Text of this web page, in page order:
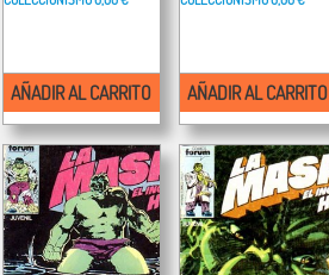
AÑADIR AL CARRITO AÑADIR AL CARRITO